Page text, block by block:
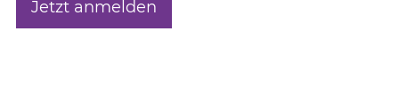
Jetzt anmelden